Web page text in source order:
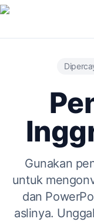
Gunakan
untuk
dan
aslinya.